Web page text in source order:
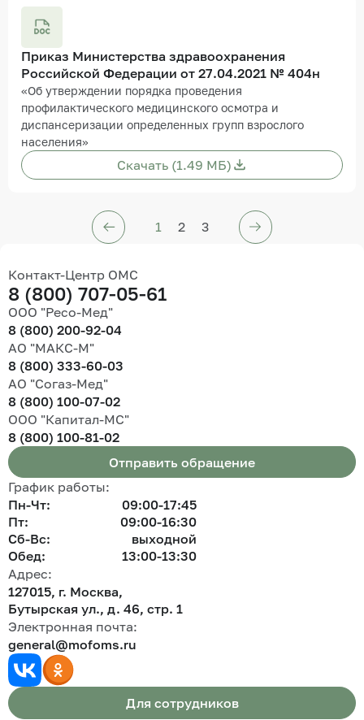
Приказ Министерства здравоохранения
Российской Федерации от 27.04.2021 № 404н
«Об утверждении порядка проведения
профилактического медицинского осмотра и
диспансеризации определенных групп взрослого
населения»
Скачать (1.49 МБ)
1 2 3
Контакт-Центр ОМС
8 (800) 707-05-61
ООО "Ресо-Мед"
8 (800) 200-92-04
АО "МАКС-М"
8 (800) 333-60-03
АО "Согаз-Мед"
8 (800) 100-07-02
ООО "Капитал-МС"
8 (800) 100-81-02
Отправить обращение
График работы:
Пн-Чт:
09:00-17:45
Пт:
09:00-16:30
Сб-Вс:
выходной
Обед:
13:00-13:30
Адрес:
127015, г. Москва,
Бутырская ул., д. 46, стр. 1
Электронная почта:
general@mofoms.ru
Для сотрудников